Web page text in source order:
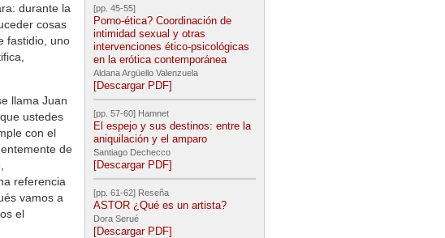
durante la
cosas
fastidio, uno
llama Juan
ustedes
con el
de
referencia
vamos a
el
[pp. 45-55]
Porno-ética? Coordinación de
intimidad sexual y otras
intervenciones ético-psicológicas
en la erótica contemporánea
Aldana Argüello Valenzuela
[Descargar PDF]
[pp. 57-60] Hamnet
El espejo y sus destinos: entre la
aniquilación y el amparo
Santiago Dechecco
[Descargar PDF]
[pp. 61-62] Reseña
ASTOR ¿Qué es un artista?
Dora Serué
[Descargar PDF]